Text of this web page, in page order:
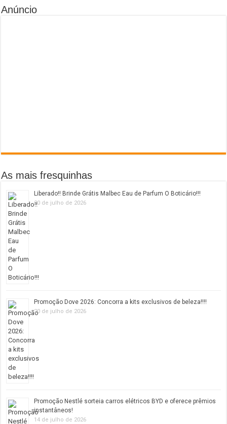
Anúncio
As mais fresquinhas
Liberado!! Brinde Grátis Malbec Eau de Parfum O Boticário!!!
20 de julho de 2026
Promoção Dove 2026: Concorra a kits exclusivos de beleza!!!!
20 de julho de 2026
Promoção Nestlé sorteia carros elétricos BYD e oferece prêmios
instantâneos!
14 de julho de 2026